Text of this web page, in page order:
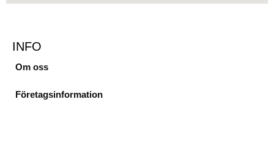
INFO
Om oss
Företagsinformation